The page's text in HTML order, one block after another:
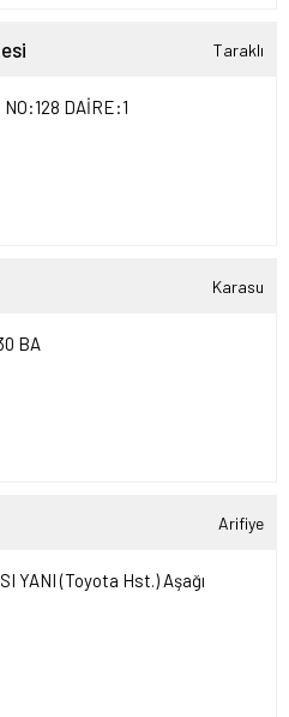
Taraklı
DAİRE:1
Karasu
BA
Arifiye
YANI (Toyota Hst.) Aşağı